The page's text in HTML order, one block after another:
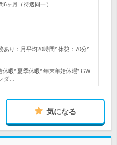
ヶ月（待遇同一）
あり：月平均20時間* 休憩：70分*
休暇* 夏季休暇* 年末年始休暇* GW
ダ…
気になる